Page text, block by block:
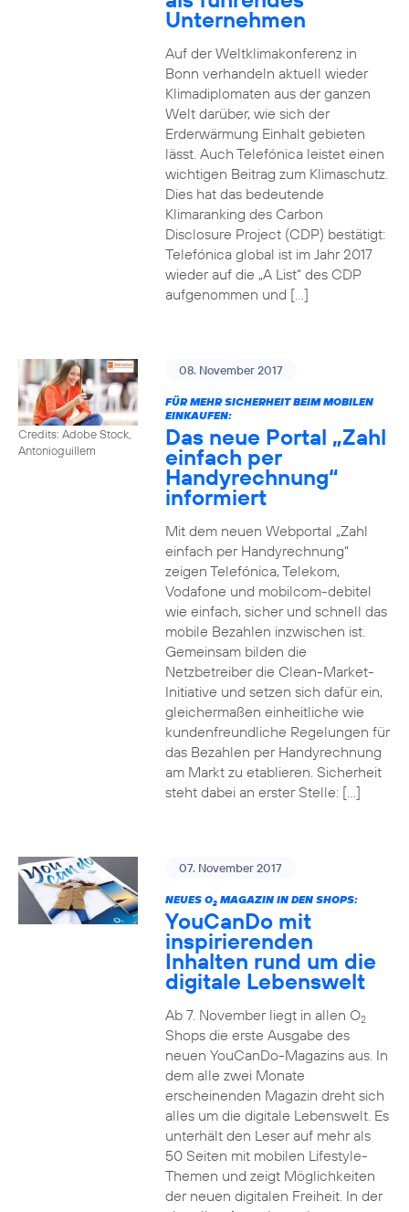
Unternehmen
Auf der Weltklimakonferenz in
Bonn verhandeln aktuell wieder
Klimadiplomaten aus der ganzen
Welt darüber, wie sich der
Erderwärmung Einhalt gebieten
lässt. Auch Telefónica leistet einen
wichtigen Beitrag zum Klimaschutz.
Dies hat das bedeutende
Klimaranking des Carbon
Disclosure Project (CDP) bestätigt:
Telefónica global ist im Jahr 2017
wieder auf die „A List“ des CDP
aufgenommen und […]
Credits: Adobe Stock,
Antonioguillem
08. November 2017
FÜR MEHR SICHERHEIT BEIM MOBILEN
EINKAUFEN:
Das neue Portal „Zahl
einfach per
Handyrechnung“
informiert
Mit dem neuen Webportal „Zahl
einfach per Handyrechnung“
zeigen Telefónica, Telekom,
Vodafone und mobilcom-debitel
wie einfach, sicher und schnell das
mobile Bezahlen inzwischen ist.
Gemeinsam bilden die
Netzbetreiber die Clean-Market-
Initiative und setzen sich dafür ein,
gleichermaßen einheitliche wie
kundenfreundliche Regelungen für
das Bezahlen per Handyrechnung
am Markt zu etablieren. Sicherheit
steht dabei an erster Stelle: […]
07. November 2017
NEUES O2MAGAZIN IN DEN SHOPS:
YouCanDo mit
inspirierenden
Inhalten rund um die
digitale Lebenswelt
Ab 7. November liegt in allen O2
Shops die erste Ausgabe des
neuen YouCanDo-Magazins aus. In
dem alle zwei Monate
erscheinenden Magazin dreht sich
alles um die digitale Lebenswelt. Es
unterhält den Leser auf mehr als
50 Seiten mit mobilen Lifestyle-
Themen und zeigt Möglichkeiten
der neuen digitalen Freiheit. In der